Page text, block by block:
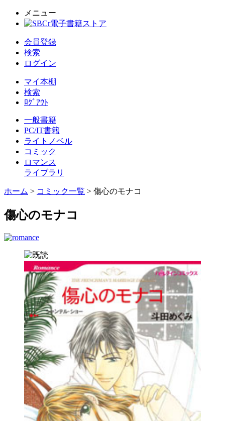
メニュー
会員登録
検索
ログイン
マイ本棚
検索
ﾛｸﾞｱｳﾄ
一般書籍
PC/IT書籍
ライトノベル
コミック
ロマンス
ライブラリ
ホーム > コミック一覧 > 傷心のモナコ
傷心のモナコ